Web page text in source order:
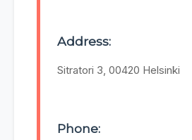
Address:
Sitratori 3, 00420 Helsinki
Phone: